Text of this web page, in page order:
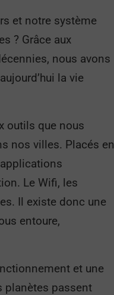
et notre système
? Grâce aux
nous avons
la vie
outils que nous
nos villes. Placés en
Le Wifi, les
Il existe donc une
entoure,
et une
planètes passent